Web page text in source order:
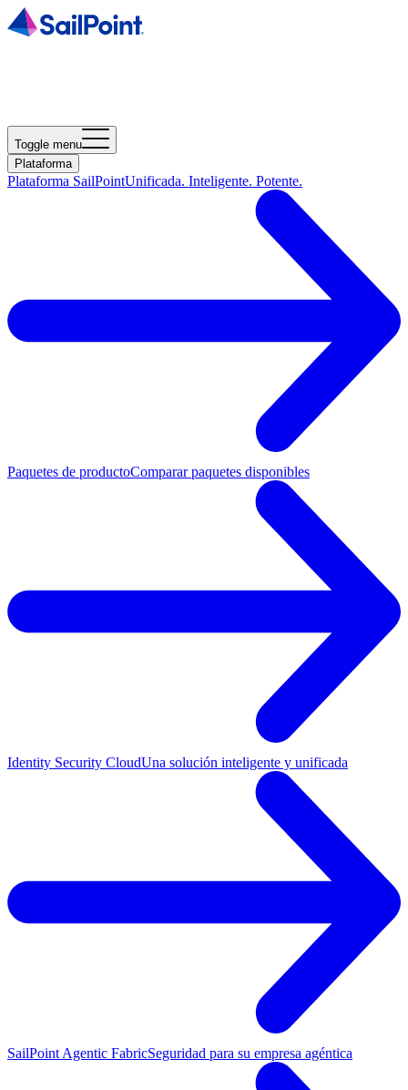
Toggle menu
Plataforma
Plataforma SailPointUnificada. Inteligente. Potente.
Paquetes de productoComparar paquetes disponibles
Identity Security CloudUna solución inteligente y unificada
SailPoint Agentic FabricSeguridad para su empresa agéntica